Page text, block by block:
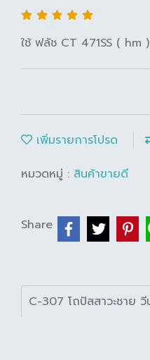
ใช้ ฟลัช CT 471SS ( hm )
เพิ่มรายการโปรด
หมวดหมู่ : สินค้าขายดี
Share